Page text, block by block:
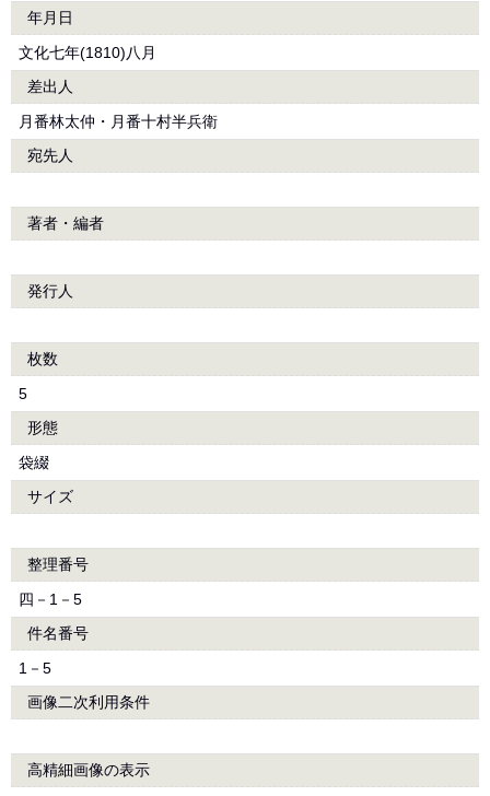
年月日
文化七年(1810)八月
差出人
月番林太仲・月番十村半兵衛
宛先人
著者・編者
発行人
枚数
5
形態
袋綴
サイズ
整理番号
四－1－5
件名番号
1－5
画像二次利用条件
高精細画像の表示